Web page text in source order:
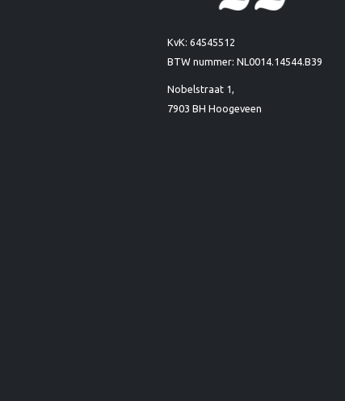
KvK: 64545512
BTW nummer: NL0014.14544.B39
Nobelstraat 1,
7903 BH Hoogeveen